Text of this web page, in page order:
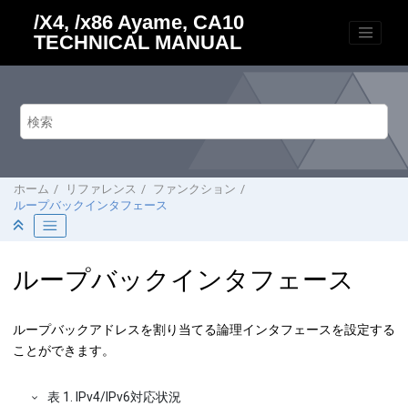
/X4, /x86 Ayame, CA10
TECHNICAL MANUAL
ホーム リファレンス
ファンクション
ループバックインタフェース
ループバックインタフェース
ループバックアドレスを割り当てる論理インタフェースを設定する
ことができます。
表 1 IPv4/IPv6対応状況